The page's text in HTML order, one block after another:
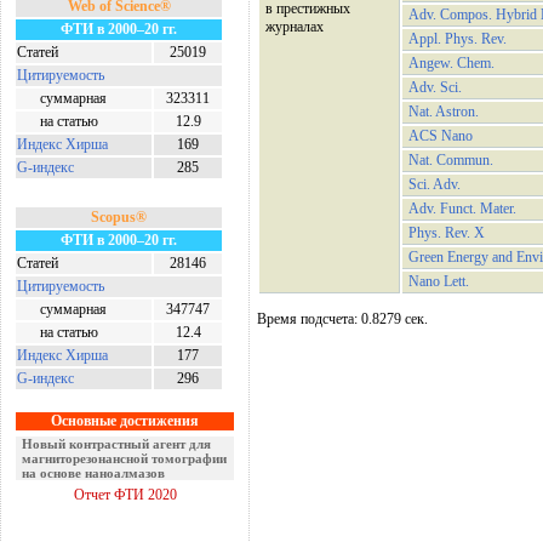
Web of Science®
ФТИ в 2000–20 гг.
Статей
25019
Цитируемость
суммарная
323311
на статью
12.9
Индекс Хирша
169
G-индекс
285
Scopus®
ФТИ в 2000–20 гг.
Статей
28146
Цитируемость
суммарная
347747
на статью
12.4
Индекс Хирша
177
G-индекс
296
Основные достижения
Новый контрастный агент для
магниторезонансной томографии
на основе наноалмазов
Отчет ФТИ 2020
в престижных
журналах
Adv. Compos. Hybrid
Appl. Phys. Rev.
Angew. Chem.
Adv. Sci.
Nat. Astron.
ACS Nano
Nat. Commun.
Sci. Adv.
Adv. Funct. Mater.
Phys. Rev. X
Green Energy and
Nano Lett.
Время подсчета: 0.8279 сек.